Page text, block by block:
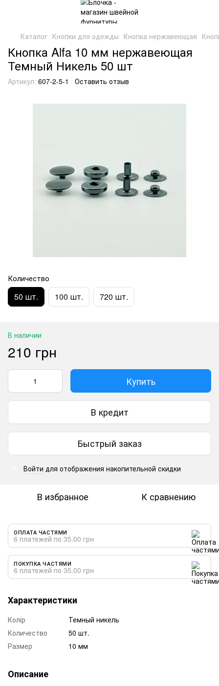
Каталог Кнопки для одежды Кнопка нержавеющая
Кнопка Alfa 10 мм нержавеющая
Темный Никель 50 шт
Артикул: 607-2-5-1 Оставить отзыв
Количество
50 шт. 100 шт. 720 шт.
В наличии
210 грн
Купить
В кредит
Быстрый заказ
Войти для отображения накопительной скидки
В избранное К сравнению
ОПЛАТА ЧАСТЯМИ
6 платежей по 35.00 грн
ПОКУПКА ЧАСТЯМИ
6 платежей по 35.00 грн
Характеристики
Колір
Темный никель
Количество
50 шт.
Размер
10 мм
Описание